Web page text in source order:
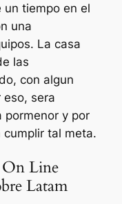
un tiempo en el
una
La casa
las
con algun
eso, sera
pormenor y por
cumplir tal meta.
Line
Latam